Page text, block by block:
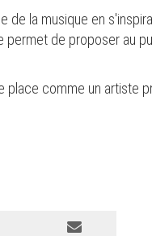
la musique en
de proposer au
comme un artiste